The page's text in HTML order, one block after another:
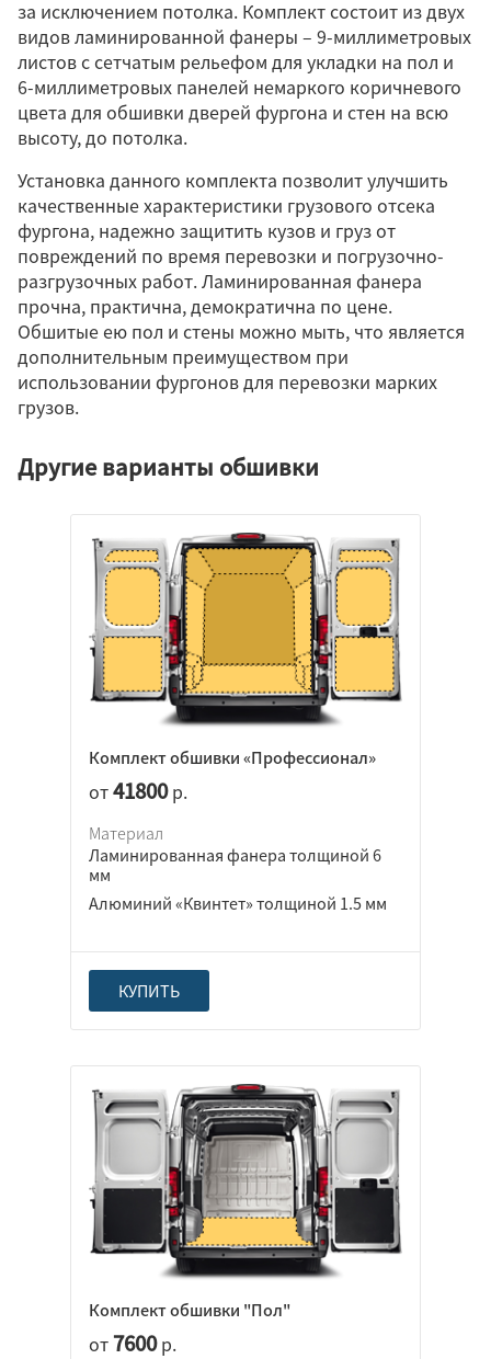
за исключением потолка. Комплект состоит из двух
видов ламинированной фанеры – 9-миллиметровых
листов с сетчатым рельефом для укладки на пол и
6-миллиметровых панелей немаркого коричневого
цвета для обшивки дверей фургона и стен на всю
высоту, до потолка.
Установка данного комплекта позволит улучшить
качественные характеристики грузового отсека
фургона, надежно защитить кузов и груз от
повреждений по время перевозки и погрузочно-
разгрузочных работ. Ламинированная фанера
прочна, практична, демократична по цене.
Обшитые ею пол и стены можно мыть, что является
дополнительным преимуществом при
использовании фургонов для перевозки марких
грузов.
Другие варианты обшивки
Комплект обшивки «Профессионал»
от41800р.
Материал
Ламинированная фанера толщиной 6
мм
Алюминий «Квинтет» толщиной 1.5 мм
КУПИТЬ
Комплект обшивки "Пол"
от 7600р.